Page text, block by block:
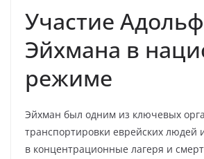
Участие
Эйхмана в
режиме
Эйхман был одним из ключевых
транспортировки еврейских людей
в концентрационные лагеря и